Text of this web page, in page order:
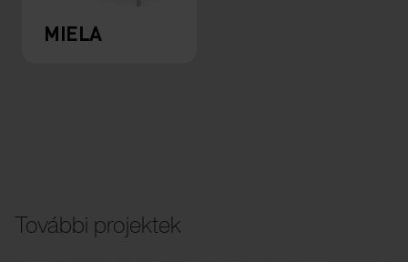
MIELA
További projektek